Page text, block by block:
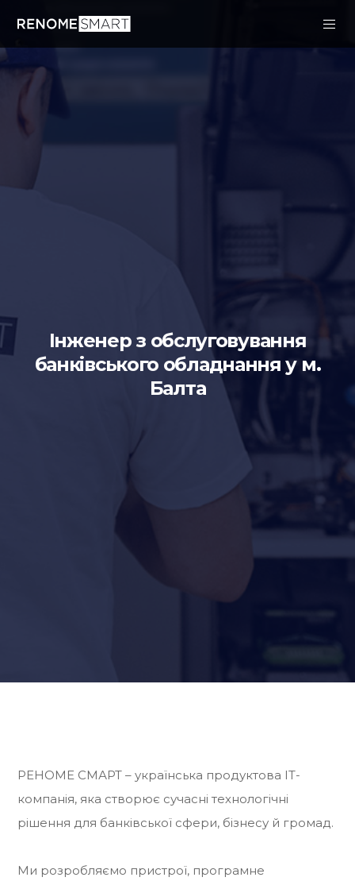
Інженер з обслуговування
банківського обладнання у м.
Балта
РЕНОМЕ СМАРТ – українська продуктова IT-
компанія, яка створює сучасні технологічні
рішення для банківської сфери, бізнесу й громад.
Ми розробляємо пристрої, програмне